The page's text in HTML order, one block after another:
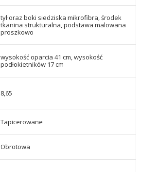
tył oraz boki siedziska mikrofibra, środek
tkanina strukturalna, podstawa malowana
proszkowo
wysokość oparcia 41 cm, wysokość
podłokietników 17 cm
8,65
Tapicerowane
Obrotowa